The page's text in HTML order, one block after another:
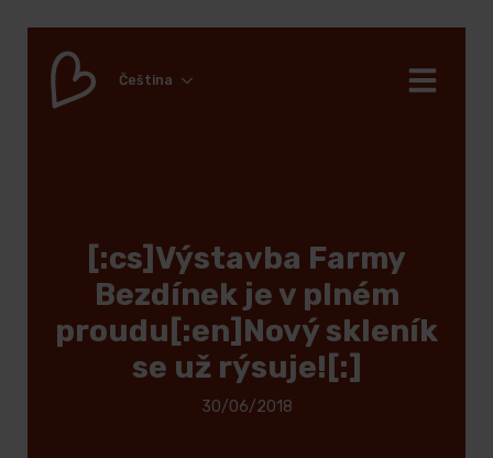
Čeština
[:cs]Výstavba Farmy
Bezdínek je v plném
proudu[:en]Nový skleník
se už rýsuje![:]
30/06/2018